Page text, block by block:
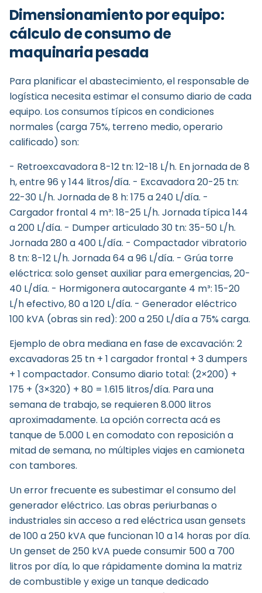
Dimensionamiento por equipo:
cálculo de consumo de
maquinaria pesada
Para planificar el abastecimiento, el responsable de
logística necesita estimar el consumo diario de cada
equipo. Los consumos típicos en condiciones
normales (carga 75%, terreno medio, operario
calificado) son:
- Retroexcavadora 8-12 tn: 12-18 L/h. En jornada de 8
h, entre 96 y 144 litros/día. - Excavadora 20-25 tn:
22-30 L/h. Jornada de 8 h: 175 a 240 L/día. -
Cargador frontal 4 m³: 18-25 L/h. Jornada típica 144
a 200 L/día. - Dumper articulado 30 tn: 35-50 L/h.
Jornada 280 a 400 L/día. - Compactador vibratorio
8 tn: 8-12 L/h. Jornada 64 a 96 L/día. - Grúa torre
eléctrica: solo genset auxiliar para emergencias, 20-
40 L/día. - Hormigonera autocargante 4 m³: 15-20
L/h efectivo, 80 a 120 L/día. - Generador eléctrico
100 kVA (obras sin red): 200 a 250 L/día a 75% carga.
Ejemplo de obra mediana en fase de excavación: 2
excavadoras 25 tn + 1 cargador frontal + 3 dumpers
+ 1 compactador. Consumo diario total: (2×200) +
175 + (3×320) + 80 = 1.615 litros/día. Para una
semana de trabajo, se requieren 8.000 litros
aproximadamente. La opción correcta acá es
tanque de 5.000 L en comodato con reposición a
mitad de semana, no múltiples viajes en camioneta
con tambores.
Un error frecuente es subestimar el consumo del
generador eléctrico. Las obras periurbanas o
industriales sin acceso a red eléctrica usan gensets
de 100 a 250 kVA que funcionan 10 a 14 horas por día.
Un genset de 250 kVA puede consumir 500 a 700
litros por día, lo que rápidamente domina la matriz
de combustible y exige un tanque dedicado